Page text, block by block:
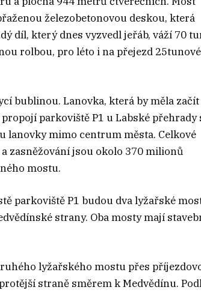
železobetonovou deskou, která
díl, který dnes vyzvedl jeřáb, váží 70
rolbou, pro léto i na přejezd
bublinou. Lanovka, která by měla začít
parkoviště P1 u Labské přehrady
lanovky mimo centrum města. Celkové
zasněžování jsou okolo 370 milionů
mostu.
parkoviště P1 budou dva lyžařské
strany. Oba mosty mají
lyžařského mostu přes
straně směrem k Medvědínu.